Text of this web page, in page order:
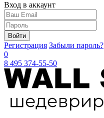
Вход в аккаунт
Войти
Регистрация Забыли пароль?
0
8 495 374-55-50